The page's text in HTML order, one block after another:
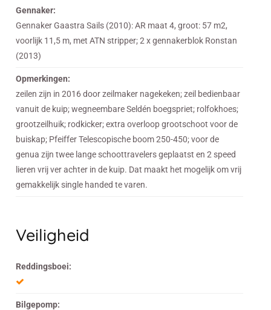
Gennaker:
Gennaker Gaastra Sails (2010): AR maat 4, groot: 57 m2,
voorlijk 11,5 m, met ATN stripper; 2 x gennakerblok Ronstan
(2013)
Opmerkingen:
zeilen zijn in 2016 door zeilmaker nagekeken; zeil bedienbaar
vanuit de kuip; wegneembare Seldén boegspriet; rolfokhoes;
grootzeilhuik; rodkicker; extra overloop grootschoot voor de
buiskap; Pfeiffer Telescopische boom 250-450; voor de
genua zijn twee lange schoottravelers geplaatst en 2 speed
lieren vrij ver achter in de kuip. Dat maakt het mogelijk om vrij
gemakkelijk single handed te varen.
Veiligheid
Reddingsboei:
Bilgepomp: